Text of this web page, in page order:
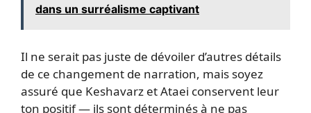
dans un surréalisme captivant
Il ne serait pas juste de dévoiler d’autres détails
de ce changement de narration, mais soyez
assuré que Keshavarz et Ataei conservent leur
ton positif — ils sont déterminés à ne pas